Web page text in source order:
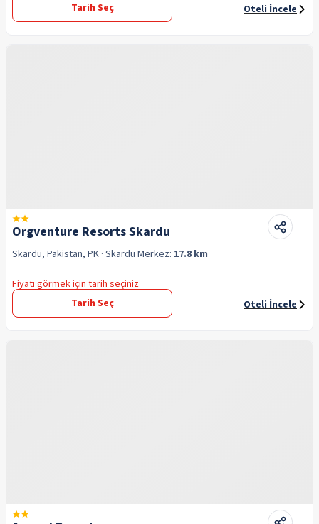
Tarih Seç
Oteli İncele
Orgventure Resorts Skardu
Skardu, Pakistan, PK · Skardu Merkez: 17.8 km
Fiyatı görmek için tarih seçiniz
Tarih Seç
Oteli İncele